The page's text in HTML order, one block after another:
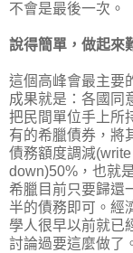
不會是最後一次。
說得簡單，做起來
這個高峰會最主要
成果就是：各國同
把民間單位手上所
有的希臘債券，將
債務額度調減(write
down)50%，也就
希臘目前只要歸還
半的債務即可。經
學人很早以前就已
討論過要這麼做了